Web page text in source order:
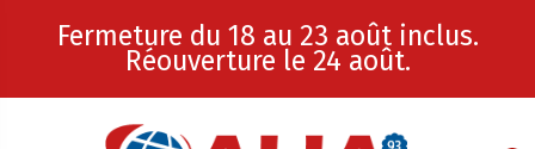
Fermeture du 18 au 23 août inclus.
Réouverture le 24 août.